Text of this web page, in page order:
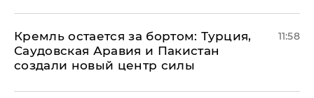
​Кремль остается за бортом: Турция,
Саудовская Аравия и Пакистан
создали новый центр силы
11:58